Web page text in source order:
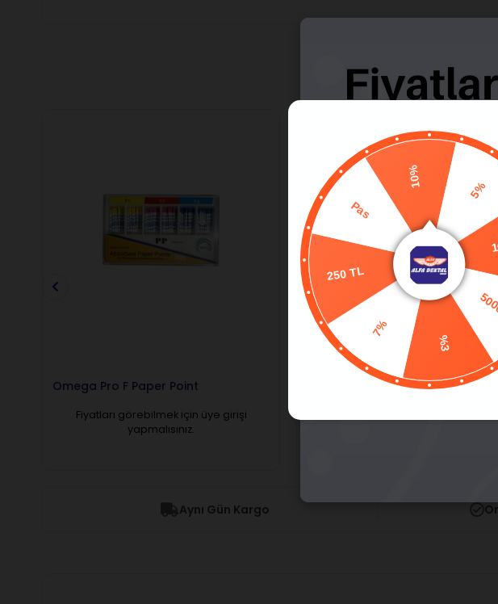
Omega Pro F Paper Point
Fiyatları görebilmek için üye girişi
yapmalısınız.
Omega Paper Points Açısız
Aynı Gün Kargo
5000
7%
Pas